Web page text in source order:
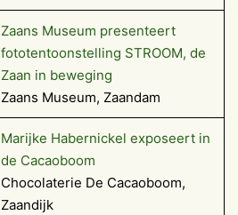
Zaans Museum presenteert
fototentoonstelling STROOM, de
Zaan in beweging
Zaans Museum, Zaandam
Marijke Habernickel exposeert in
de Cacaoboom
Chocolaterie De Cacaoboom,
Zaandijk